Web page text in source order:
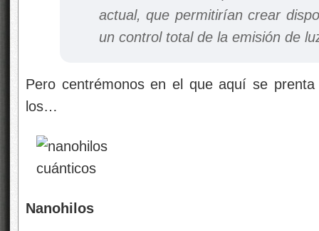
actual, que permitirían crear
un control total de la emisión de
Pero centrémonos en el que aquí se
los…
Nanohilos